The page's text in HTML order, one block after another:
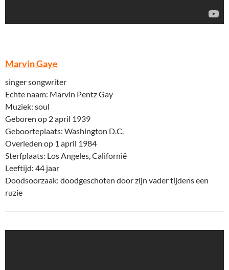
Marvin Gaye
singer songwriter
Echte naam: Marvin Pentz Gay
Muziek: soul
Geboren op 2 april 1939
Geboorteplaats: Washington D.C.
Overleden op 1 april 1984
Sterfplaats: Los Angeles, Californië
Leeftijd: 44 jaar
Doodsoorzaak: doodgeschoten door zijn vader tijdens een
ruzie